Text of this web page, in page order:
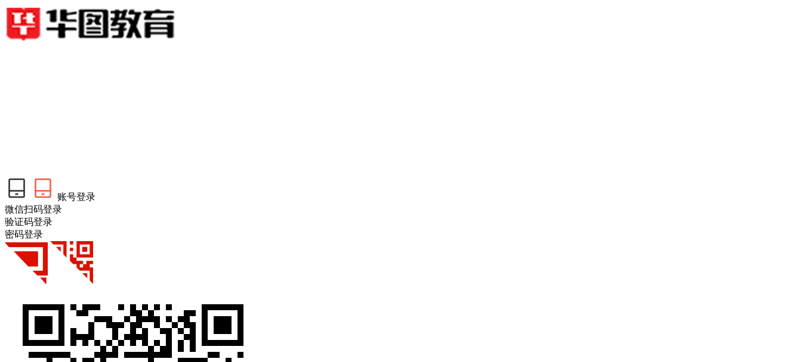
账号登录
微信扫码登录
验证码登录
密码登录